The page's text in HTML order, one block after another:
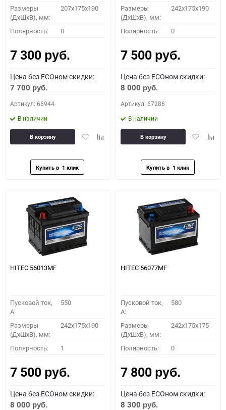
Размеры
(ДхШхВ), мм:
207x175x190
Полярность: 0
7 300 руб.
Цена без ECOном скидки:
7 700 руб.
Артикул: 66944
В наличии
ДобавитьДобавить
В корзину
Размеры
(ДхШхВ), мм:
242x175x190
Полярность: 0
7 500 руб.
Цена без ECOном скидки:
8 000 руб.
Артикул: 67286
В наличии
Добавить
В корзину
HITEC 56013MF
Пусковой ток,
A:
550
Размеры
(ДхШхВ), мм:
242x175x190
Полярность: 1
7 500 руб.
Цена без ECOном скидки:
8 000 руб.
HITEC 56077MF
Пусковой ток,
A:
580
Размеры
(ДхШхВ), мм:
242x175x175
Полярность: 0
7 800 руб.
Цена без ECOном скидки:
8 300 руб.